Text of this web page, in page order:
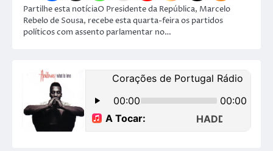
Partilhe esta notíciaO Presidente da República, Marcelo
Rebelo de Sousa, recebe esta quarta-feira os partidos
políticos com assento parlamentar no…